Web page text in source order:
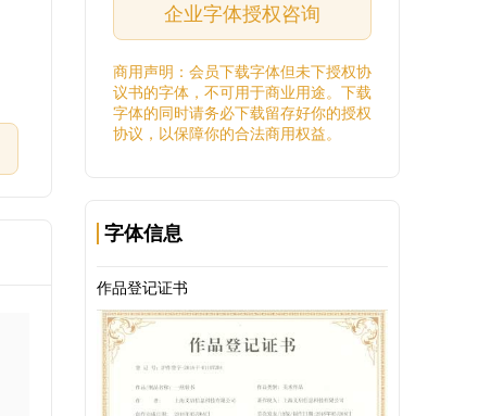
企业字体授权咨询
商用声明：会员下载字体但未下授权协
议书的字体，不可用于商业用途。下载
字体的同时请务必下载留存好你的授权
协议，以保障你的合法商用权益。
字体信息
作品登记证书